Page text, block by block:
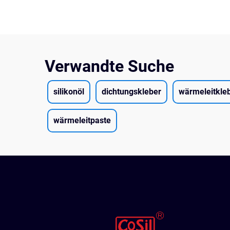
Verwandte Suche
silikonöl dichtungskleber
wärmeleitpaste